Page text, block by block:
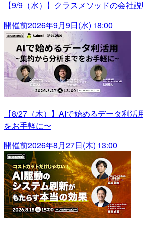
【9/9（水）】クラスメソッドの会社
開催前2026年9月9日(水) 18:00
【8/27（木）】AIで始めるデータ利
をお手軽に〜
開催前2026年8月27日(木) 13:00